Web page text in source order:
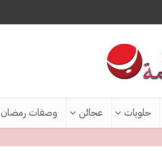
حلويات عجائن وصفات رمضان